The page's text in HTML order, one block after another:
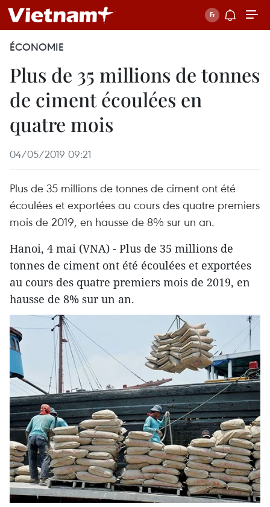
ÉCONOMIE
Plus de 35 millions de tonnes
de ciment écoulées en
quatre mois
04/05/2019 09:21
Plus de 35 millions de tonnes de ciment ont été
écoulées et exportées au cours des quatre premiers
mois de 2019, en hausse de 8% sur un an.
Hanoi, 4 mai (VNA) - Plus de 35 millions de
tonnes de ciment ont été écoulées et exportées
au cours des quatre premiers mois de 2019, en
hausse de 8% sur un an.